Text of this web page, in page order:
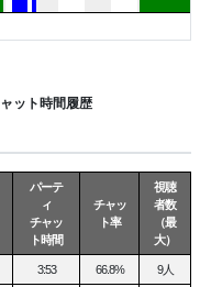
」って
けど、
ません。
、
こはる
間も、
ット時間履歴
パーテ
ィ
チャッ
ト時間
チャッ
ト率
視聴
者数
（最
大）
3:53 66.8% 9人